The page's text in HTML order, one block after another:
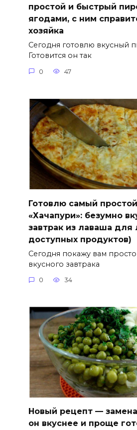
простой и быстрый
ягодами, с ним
хозяйка
Сегодня готовлю вкусный
Готовится он так
0 47
Готовлю самый
«Хачапури»: безумно
завтрак из лаваша для
доступных продуктов)
Сегодня покажу вам
вкусного завтрака
0 34
Новый рецепт —
он вкуснее и проще